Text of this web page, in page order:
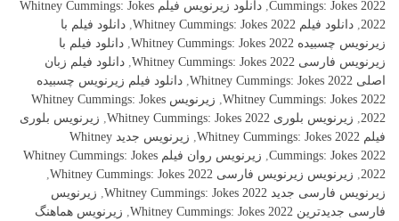
Cummings: Jokes 2022
,
دانلود زیرنویس فیلم Whitney Cummings: Jokes
2022
, دانلود فیلم Whitney Cummings: Jokes 2022 , دانلود فیلم با
زیرنویس چسبیده Whitney Cummings: Jokes 2022
, دانلود فیلم با
زیرنویس فارسی Whitney Cummings: Jokes 2022
, دانلود فیلم زبان
اصلی Whitney Cummings: Jokes 2022
, دانلود فیلم زیرنویس چسبیده
Whitney Cummings: Jokes 2022
,
زیرنویس Whitney Cummings: Jokes
2022
, زیرنویس بلوری Whitney Cummings: Jokes 2022 , زیرنویس بلوری
فیلم Whitney Cummings: Jokes 2022
,
زیرنویس جدید Whitney
Cummings: Jokes 2022
,
زیرنویس روان فیلم Whitney Cummings: Jokes
2022
, زیرنویس زیرنویس فارسی Whitney Cummings: Jokes 2022
,
زیرنویس فارسی جدید Whitney Cummings: Jokes 2022
, زیرنویس
فارسی جدیدترین Whitney Cummings: Jokes 2022
, زیرنویس هماهنگ